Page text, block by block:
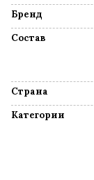
Бренд
Состав
Страна
Категории